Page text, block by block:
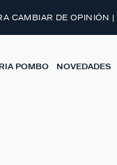
CAMBIAR DE OPINIÓN |
POMBO NOVEDADES